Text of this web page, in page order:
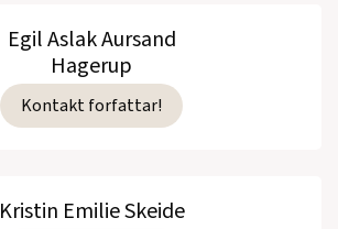
Egil Aslak Aursand
Hagerup
Kontakt forfattar!
Kristin Emilie Skeide